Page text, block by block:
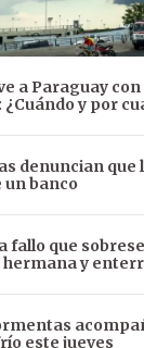
a Paraguay
¿Cuándo y por
denuncian que
un banco
fallo que
hermana y
este jueves